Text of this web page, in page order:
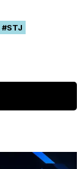
#STJ